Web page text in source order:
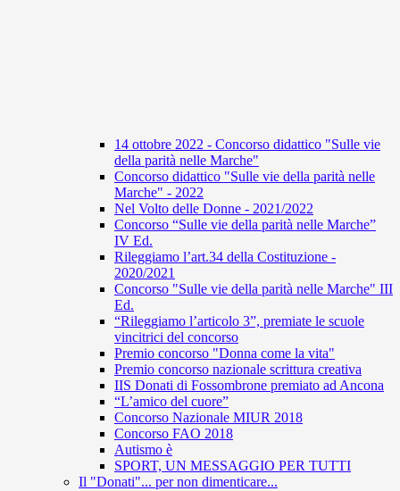
14 ottobre 2022 - Concorso didattico "Sulle vie
della parità nelle Marche"
Concorso didattico "Sulle vie della parità nelle
Marche" - 2022
Nel Volto delle Donne - 2021/2022
Concorso “Sulle vie della parità nelle Marche”
IV Ed.
Rileggiamo l’art.34 della Costituzione -
2020/2021
Concorso "Sulle vie della parità nelle Marche" III
Ed.
“Rileggiamo l’articolo 3”, premiate le scuole
vincitrici del concorso
Premio concorso "Donna come la vita"
Premio concorso nazionale scrittura creativa
IIS Donati di Fossombrone premiato ad Ancona
“L’amico del cuore”
Concorso Nazionale MIUR 2018
Concorso FAO 2018
Autismo è
SPORT, UN MESSAGGIO PER TUTTI
Il "Donati"... per non dimenticare...